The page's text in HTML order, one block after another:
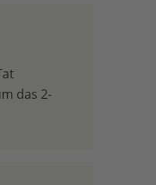
das 2-